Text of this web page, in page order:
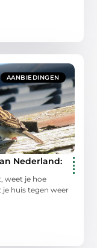
AANBIEDINGEN
Nederland:
weet je hoe
je huis tegen weer